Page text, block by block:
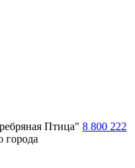
Птица" 8 800 222
города